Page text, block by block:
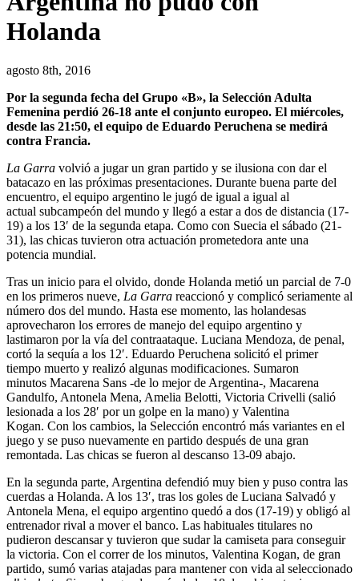
Holanda
agosto 8th, 2016
Por la segunda fecha del Grupo «B», la Selección Adulta
Femenina perdió 26-18 ante el conjunto europeo. El miércoles,
desde las 21:50, el equipo de Eduardo Peruchena se medirá
contra Francia.
La Garra volvió a jugar un gran partido y se ilusiona con dar el
batacazo en las próximas presentaciones. Durante buena parte del
encuentro, el equipo argentino le jugó de igual a igual al
actual subcampeón del mundo y llegó a estar a dos de distancia (17-
19) a los 13′ de la segunda etapa. Como con Suecia el sábado (21-
31), las chicas tuvieron otra actuación prometedora ante una
potencia mundial.
Tras un inicio para el olvido, donde Holanda metió un parcial de 7-0
en los primeros nueve, La Garra reaccionó y complicó seriamente al
número dos del mundo. Hasta ese momento, las holandesas
aprovecharon los errores de manejo del equipo argentino y
lastimaron por la vía del contraataque. Luciana Mendoza, de penal,
cortó la sequía a los 12′. Eduardo Peruchena solicitó el primer
tiempo muerto y realizó algunas modificaciones. Sumaron
minutos Macarena Sans -de lo mejor de Argentina-, Macarena
Gandulfo, Antonela Mena, Amelia Belotti, Victoria Crivelli (salió
lesionada a los 28′ por un golpe en la mano) y Valentina
Kogan. Con los cambios, la Selección encontró más variantes en el
juego y se puso nuevamente en partido después de una gran
remontada. Las chicas se fueron al descanso 13-09 abajo.
En la segunda parte, Argentina defendió muy bien y puso contra las
cuerdas a Holanda. A los 13′, tras los goles de Luciana Salvadó y
Antonela Mena, el equipo argentino quedó a dos (17-19) y obligó al
entrenador rival a mover el banco. Las habituales titulares no
pudieron descansar y tuvieron que sudar la camiseta para conseguir
la victoria. Con el correr de los minutos, Valentina Kogan, de gran
partido, sumó varias atajadas para mantener con vida al seleccionado